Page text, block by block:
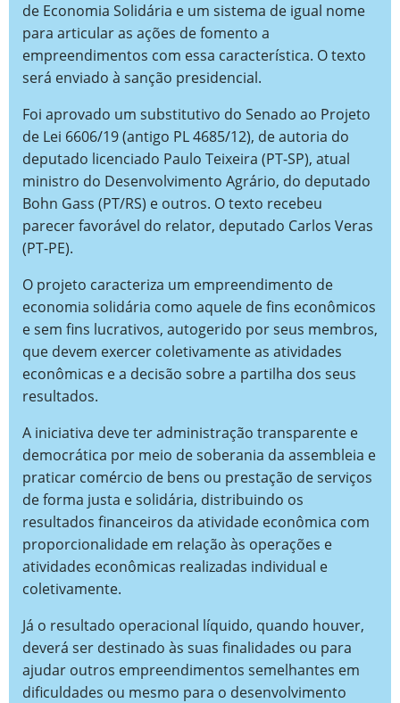
de Economia Solidária e um sistema de igual nome
para articular as ações de fomento a
empreendimentos com essa característica. O texto
será enviado à sanção presidencial.
Foi aprovado um substitutivo do Senado ao Projeto
de Lei 6606/19 (antigo PL 4685/12), de autoria do
deputado licenciado Paulo Teixeira (PT-SP), atual
ministro do Desenvolvimento Agrário, do deputado
Bohn Gass (PT/RS) e outros. O texto recebeu
parecer favorável do relator, deputado Carlos Veras
(PT-PE).
O projeto caracteriza um empreendimento de
economia solidária como aquele de fins econômicos
e sem fins lucrativos, autogerido por seus membros,
que devem exercer coletivamente as atividades
econômicas e a decisão sobre a partilha dos seus
resultados.
A iniciativa deve ter administração transparente e
democrática por meio de soberania da assembleia e
praticar comércio de bens ou prestação de serviços
de forma justa e solidária, distribuindo os
resultados financeiros da atividade econômica com
proporcionalidade em relação às operações e
atividades econômicas realizadas individual e
coletivamente.
Já o resultado operacional líquido, quando houver,
deverá ser destinado às suas finalidades ou para
ajudar outros empreendimentos semelhantes em
dificuldades ou mesmo para o desenvolvimento